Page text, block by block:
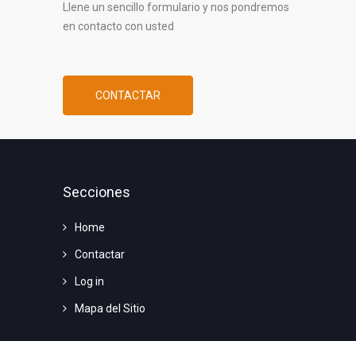
Llene un sencillo formulario y nos pondremos
en contacto con usted
CONTACTAR
Secciones
Home
Contactar
Log in
Mapa del Sitio